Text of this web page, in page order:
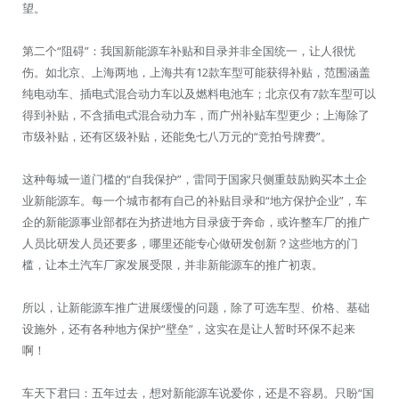
望。
第二个“阻碍”：我国新能源车补贴和目录并非全国统一，让人很忧
伤。如北京、上海两地，上海共有12款车型可能获得补贴，范围涵盖
纯电动车、插电式混合动力车以及燃料电池车；北京仅有7款车型可以
得到补贴，不含插电式混合动力车，而广州补贴车型更少；上海除了
市级补贴，还有区级补贴，还能免七八万元的“竞拍号牌费”。
这种每城一道门槛的“自我保护”，雷同于国家只侧重鼓励购买本土企
业新能源车。每一个城市都有自己的补贴目录和“地方保护企业”，车
企的新能源事业部都在为挤进地方目录疲于奔命，或许整车厂的推广
人员比研发人员还要多，哪里还能专心做研发创新？这些地方的门
槛，让本土汽车厂家发展受限，并非新能源车的推广初衷。
所以，让新能源车推广进展缓慢的问题，除了可选车型、价格、基础
设施外，还有各种地方保护“壁垒”，这实在是让人暂时环保不起来
啊！
车天下君曰：五年过去，想对新能源车说爱你，还是不容易。只盼“国